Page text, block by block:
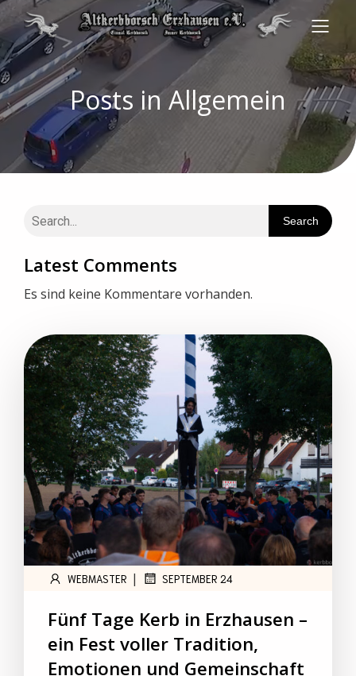
Posts in Allgemein
Search
Latest Comments
Es sind keine Kommentare vorhanden.
WEBMASTER | SEPTEMBER 24
Fünf Tage Kerb in Erzhausen –
ein Fest voller Tradition,
Emotionen und Gemeinschaft